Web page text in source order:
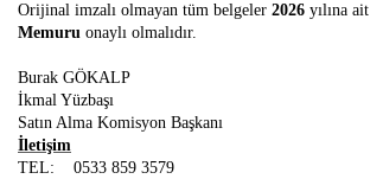
Orijinal imzalı olmayan tüm belgeler 2026 yılına ait
Memuru onaylı olmalıdır.
Burak GÖKALP
İkmal Yüzbaşı
Satın Alma Komisyon Başkanı
İletişim
TEL:
0533 859 3579